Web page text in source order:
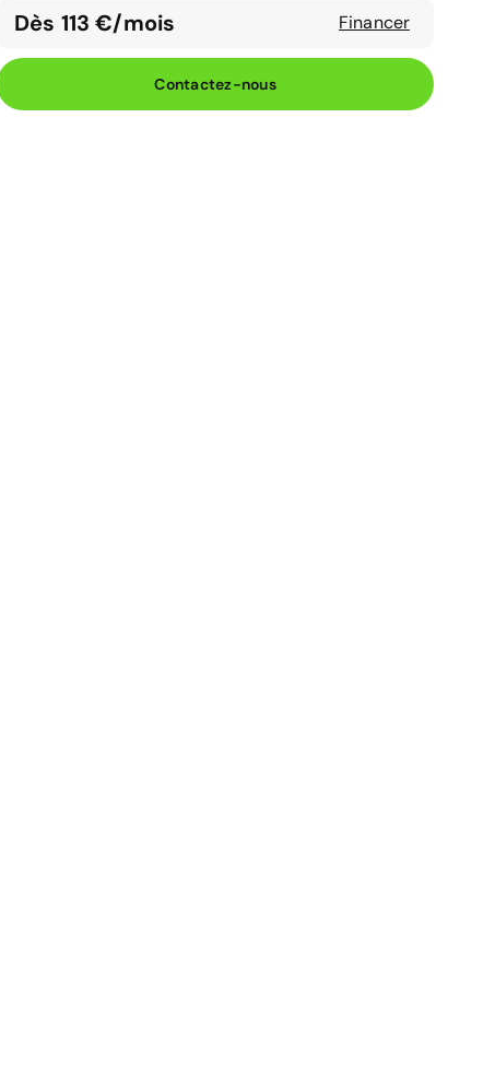
Dès 113 €/mois Financer
Contactez-nous